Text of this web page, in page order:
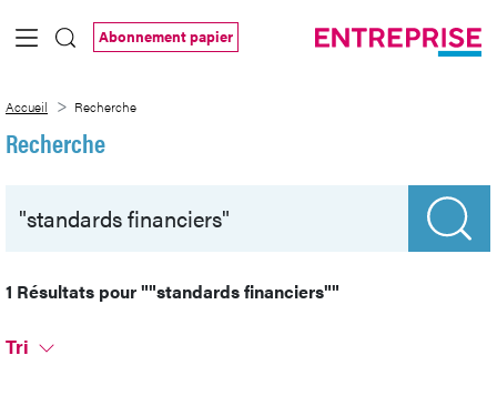
Saut au contenu principal
Abonnement papier
Accueil Recherche
Recherche
1 Résultats pour""standards financiers""
Tri